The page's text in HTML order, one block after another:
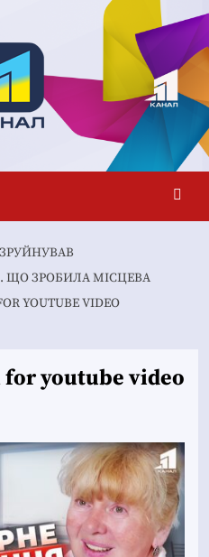
ЩО ЗРОБИЛА МІСЦЕВА
YOUTUBE VIDEO
youtube video